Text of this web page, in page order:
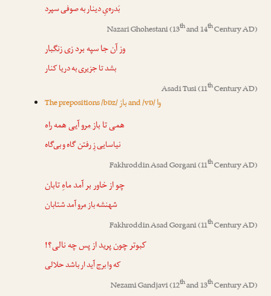
بَدره‌یِ دینار به صوفی سپرد
Nazari Ghohestani(13thand 14thCentury AD)
وز آن جا سپه بردزی زنگبار
بشد تا جزیری به دریا کنار
Asadi Tusi(11thCentury AD)
The prepositions /bɒz/بازand /vɒ/وا
همی تاباز مروآیی همه راه
نیاسایی زِ رفتن گاه و بی‌گاه
Fakhroddin Asad Gorgani(11thCentury AD)
چو از خاور بر آمد ماهِ تابان
شهنشهباز مروآمد شتابان
Fakhroddin Asad Gorgani(11thCentury AD)
کبوتر چون پرید از پس چه نالی؟!
کهوا برجآید ار باشد حلالی
Nezami Gandjavi(12thand 13thCentury AD)